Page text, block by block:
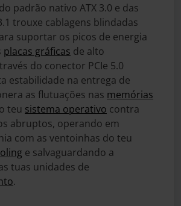
padrão nativo ATX 3.0 e das
trouxe cablagens blindadas
suportar os picos de energia
placas gráficas de alto
do conector PCIe 5.0
estabilidade na entrega de
as flutuações nas memórias
teu sistema operativo contra
abruptos, operando em
com as ventoinhas do teu
e salvaguardando a
tuas unidades de
.